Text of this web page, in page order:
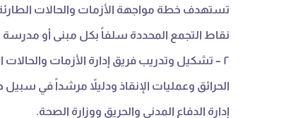
تستهدف خطة مواجهة الأزمات والحالات
نقاط التجمع المحددة سلفاً بكل مبنى أو مدرسة
٢ – تشكيل وتدريب فريق إدارة الأزمات
الحرائق وعمليات الإنقاذ ودليلاً مرشداً في سبيل
إدارة الدفاع المدني والحريق ووزارة الصحة.